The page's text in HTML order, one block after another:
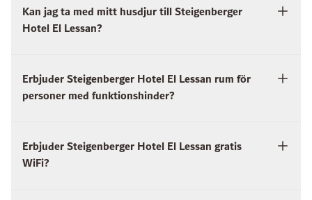
Kan jag ta med mitt husdjur till Steigenberger
Hotel El Lessan?
Erbjuder Steigenberger Hotel El Lessan rum för
personer med funktionshinder?
Erbjuder Steigenberger Hotel El Lessan gratis
WiFi?